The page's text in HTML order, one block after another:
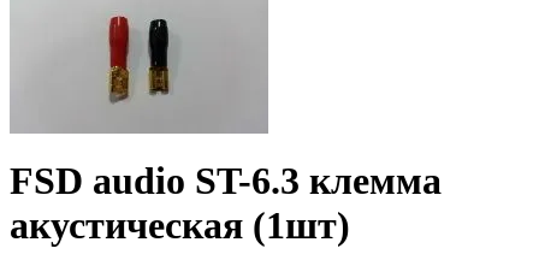
FSD audio ST-6.3 клемма
акустическая (1шт)